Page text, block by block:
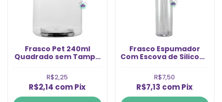
Frasco Pet 240ml
Quadrado sem Tampa
R$2,25
R$2,14 comPix
Frasco Espumador
Com Escova de Silicone
R$7,50
R$7,13 comPix